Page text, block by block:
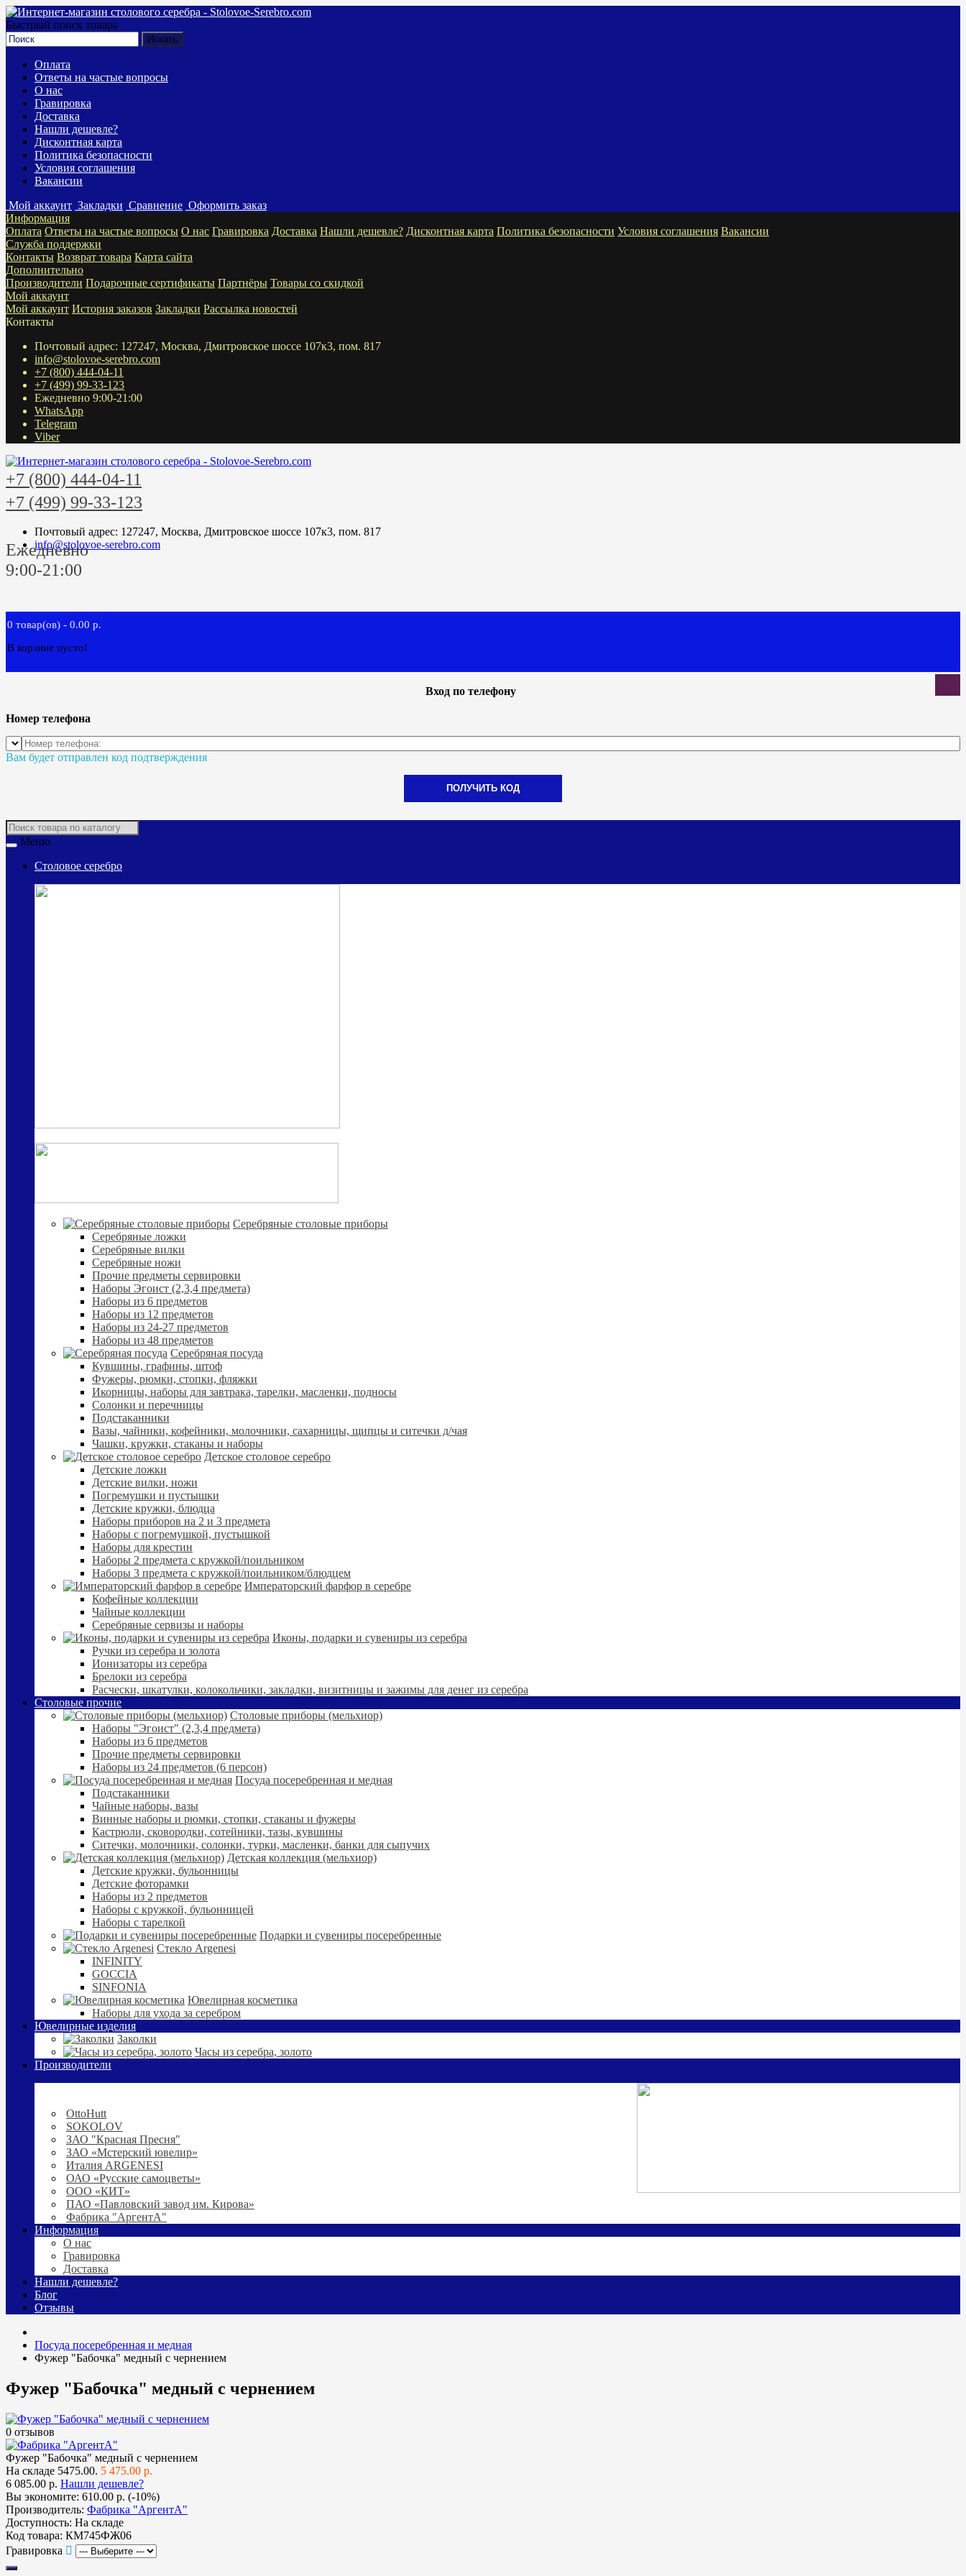
Быстрый поиск товара
Оплата
Ответы на частые вопросы
О нас
Гравировка
Доставка
Нашли дешевле?
Дисконтная карта
Политика безопасности
Условия соглашения
Вакансии
Мой аккаунт Закладки Сравнение Оформить заказ
Информация
Оплата Ответы на частые вопросы О нас Гравировка Доставка Нашли дешевле? Дисконтная карта Политика безопасности Условия соглашения Вакансии
Служба поддержки
Контакты Возврат товара Карта сайта
Дополнительно
Производители Подарочные сертификаты Партнёры Товары со скидкой
Мой аккаунт
Мой аккаунт История заказов Закладки Рассылка новостей
Контакты
Почтовый адрес: 127247, Москва, Дмитровское шоссе 107к3, пом. 817
info@stolovoe-serebro.com
+7 (800) 444-04-11
+7 (499) 99-33-123
Ежедневно 9:00-21:00
WhatsApp
Telegram
Viber
+7 (800) 444-04-11
+7 (499) 99-33-123
Почтовый адрес: 127247, Москва, Дмитровское шоссе 107к3, пом. 817
info@stolovoe-serebro.com
Ежедневно
9:00-21:00
0 товар(ов) - 0.00 р.
В корзине пусто!
Вход по телефону
Номер телефона
Вам будет отправлен код подтверждения
ПОЛУЧИТЬ КОД
Меню
Столовое серебро
Cеребряные столовые приборы
Серебряные ложки
Серебряные вилки
Серебряные ножи
Прочие предметы сервировки
Наборы Эгоист (2,3,4 предмета)
Наборы из 6 предметов
Наборы из 12 предметов
Наборы из 24-27 предметов
Наборы из 48 предметов
Серебряная посуда
Кувшины, графины, штоф
Фужеры, рюмки, стопки, фляжки
Икорницы, наборы для завтрака, тарелки, масленки, подносы
Солонки и перечницы
Подстаканники
Вазы, чайники, кофейники, молочники, сахарницы, щипцы и ситечки д/чая
Чашки, кружки, стаканы и наборы
Детское столовое серебро
Детские ложки
Детские вилки, ножи
Погремушки и пустышки
Детские кружки, блюдца
Наборы приборов на 2 и 3 предмета
Наборы с погремушкой, пустышкой
Наборы для крестин
Наборы 2 предмета с кружкой/поильником
Наборы 3 предмета с кружкой/поильником/блюдцем
Императорский фарфор в серебре
Кофейные коллекции
Чайные коллекции
Серебряные сервизы и наборы
Иконы, подарки и сувениры из серебра
Ручки из серебра и золота
Ионизаторы из серебра
Брелоки из серебра
Расчески, шкатулки, колокольчики, закладки, визитницы и зажимы для денег из серебра
Столовые прочие
Столовые приборы (мельхиор)
Наборы "Эгоист" (2,3,4 предмета)
Наборы из 6 предметов
Прочие предметы сервировки
Наборы из 24 предметов (6 персон)
Посуда посеребренная и медная
Подстаканники
Чайные наборы, вазы
Винные наборы и рюмки, стопки, стаканы и фужеры
Кастрюли, сковородки, сотейники, тазы, кувшины
Ситечки, молочники, солонки, турки, масленки, банки для сыпучих
Детская коллекция (мельхиор)
Детские кружки, бульонницы
Детские фоторамки
Наборы из 2 предметов
Наборы с кружкой, бульонницей
Наборы с тарелкой
Подарки и сувениры посеребренные
Стекло Argenesi
INFINITY
GOCCIA
SINFONIA
Ювелирная косметика
Наборы для ухода за серебром
Ювелирные изделия
Заколки
Часы из серебра, золото
Производители
OttoHutt
SOKOLOV
ЗАО "Красная Пресня"
ЗАО «Мстерский ювелир»
Италия ARGENESI
ОАО «Русские самоцветы»
ООО «КИТ»
ПАО «Павловский завод им. Кирова»
Фабрика "АргентА"
Информация
О нас
Гравировка
Доставка
Нашли дешевле?
Блог
Отзывы
Посуда посеребренная и медная
Фужер "Бабочка" медный с чернением
Фужер "Бабочка" медный с чернением
0 отзывов
Фужер "Бабочка" медный с чернением
На складе 5475.00. 5 475.00 р.
6 085.00 р. Нашли дешевле?
Вы экономите: 610.00 р. (-10%)
Производитель: Фабрика "АргентА"
Доступность: На складе
Код товара: КМ745ФЖ06
Гравировка